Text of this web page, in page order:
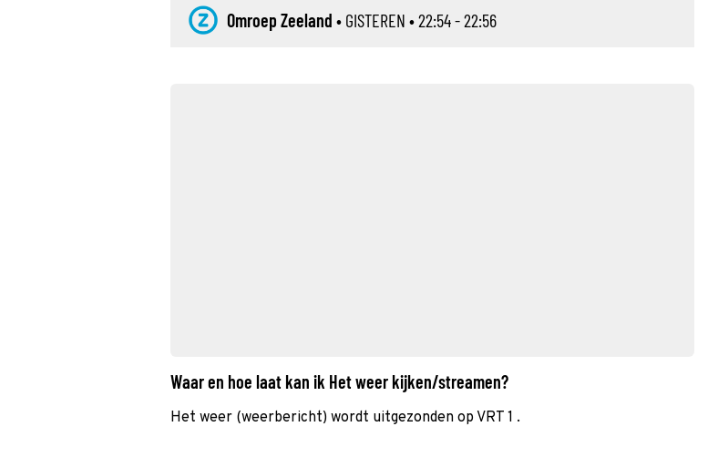
Omroep Zeeland • GISTEREN • 22:54 - 22:56
Waar en hoe laat kan ik Het weer kijken/streamen?
Het weer (weerbericht) wordt uitgezonden op VRT 1 .